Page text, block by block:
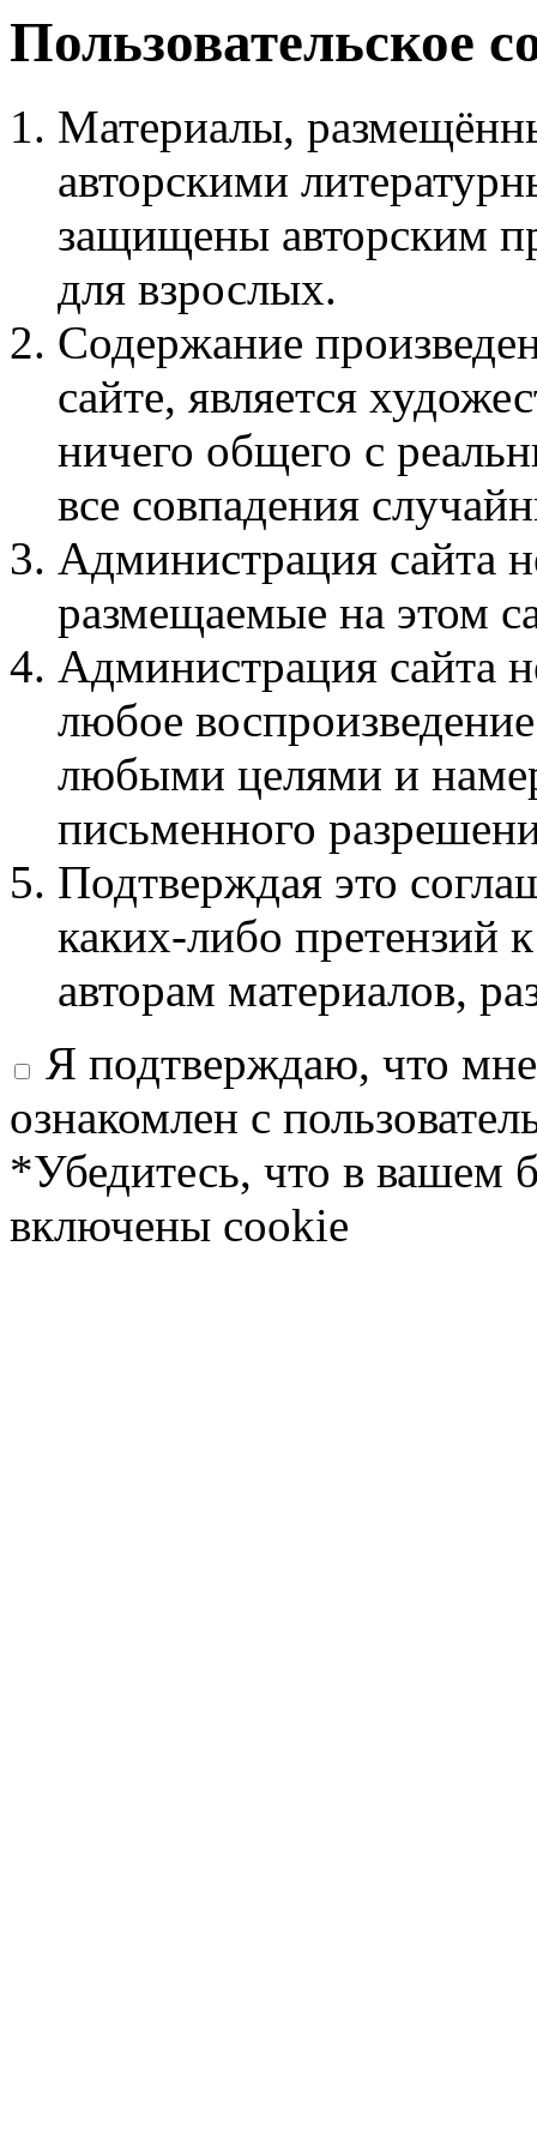
Пользовательское
Материалы,
авторскими
защищены авторским
для взрослых.
Содержание
сайте, является
ничего общего с
все совпадения
Администрация сайта
размещаемые на этом
Администрация сайта
любое
любыми целями и
письменного
Подтверждая это
каких-либо претензий
авторам материалов,
Я подтверждаю, что
ознакомлен с
*Убедитесь, что в вашем
включены cookie